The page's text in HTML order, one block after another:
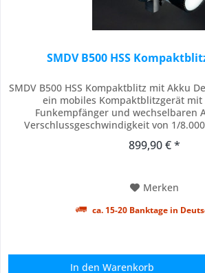
SMDV B500 HSS
SMDV B500 HSS Kompaktblitz mit Akku
ein mobiles Kompaktblitzgerät mit
Funkempfänger und wechselbaren
Verschlussgeschwindigkeit von 1/
es synchronisierte
899,90 € *
Merken
ca. 15-20 Banktage in
In den Warenkorb